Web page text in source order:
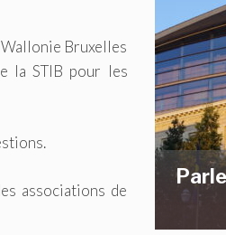
Bruxelles
la STIB pour les
associations de